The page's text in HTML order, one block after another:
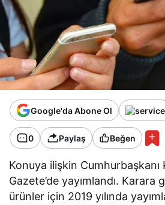
Google'da Abone Ol
0 Paylaş Beğen
Konuya ilişkin Cumhurbaşkanı
Gazete’de yayımlandı. Karara
ürünler için 2019 yılında